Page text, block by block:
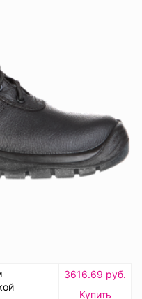
3616.69 руб.
Купить